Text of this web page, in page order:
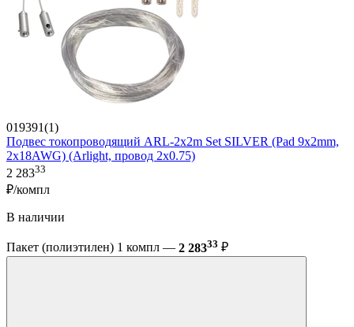
019391(1)
Подвес токопроводящий ARL-2x2m Set SILVER (Pad 9x2mm,
2x18AWG) (Arlight, провод 2x0.75)
2 28333
₽/компл
В наличии
Пакет (полиэтилен) 1 компл — 2 28333 ₽